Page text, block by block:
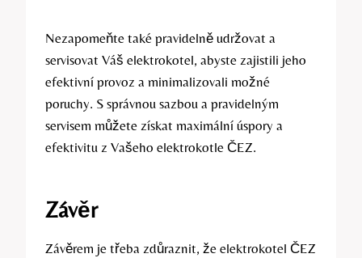
Nezapomeňte také pravidelně udržovat ‍a
servisovat Váš elektrokotel, abyste zajistili jeho
efektivní provoz a minimalizovali možné
poruchy. S správnou sazbou ⁤a ⁣pravidelným
servisem můžete získat maximální úspory a​
efektivitu z Vašeho elektrokotle ČEZ.
Závěr
Závěrem⁤ je třeba ⁤zdůraznit, že elektrokotel ČEZ